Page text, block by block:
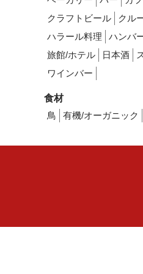
クラフトビール
クル
ハラール料理
ハンバ
旅館/ホテル
日本酒
ワインバー
食材
鳥
有機/オーガニック